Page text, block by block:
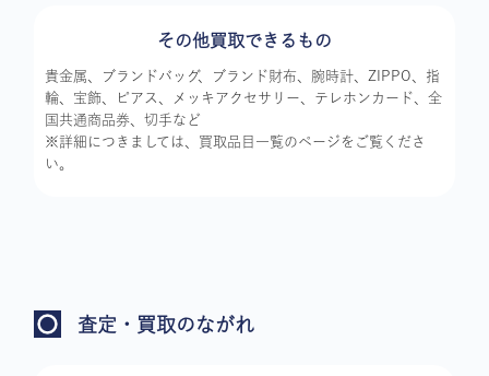
その他買取できるもの
貴金属、ブランドバッグ、ブランド財布、腕時計、ZIPPO、指
輪、宝飾、ピアス、メッキアクセサリー、テレホンカード、全
国共通商品券、切手など
※詳細につきましては、買取品目一覧のページをご覧くださ
い。
査定・買取のながれ